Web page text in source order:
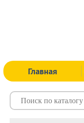
Главная